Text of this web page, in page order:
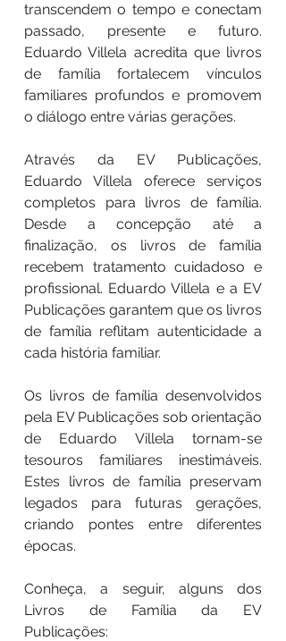
transcendem o tempo e conectam
passado, presente e futuro.
Eduardo Villela acredita que livros
de família fortalecem vínculos
familiares profundos e promovem
o diálogo entre várias gerações.
Através da EV Publicações,
Eduardo Villela oferece serviços
completos para livros de família.
Desde a concepção até a
finalização, os livros de família
recebem tratamento cuidadoso e
profissional. Eduardo Villela e a EV
Publicações garantem que os livros
de família reflitam autenticidade a
cada história familiar.
Os livros de família desenvolvidos
pela EV Publicações sob orientação
de Eduardo Villela tornam-se
tesouros familiares inestimáveis.
Estes livros de família preservam
legados para futuras gerações,
criando pontes entre diferentes
épocas.
Conheça, a seguir, alguns dos
Livros de Família da EV
Publicações: